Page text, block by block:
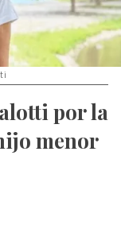
por la
menor